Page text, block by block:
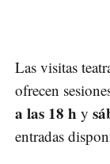
Las visitas
ofrecen
a las 18 h y
entradas